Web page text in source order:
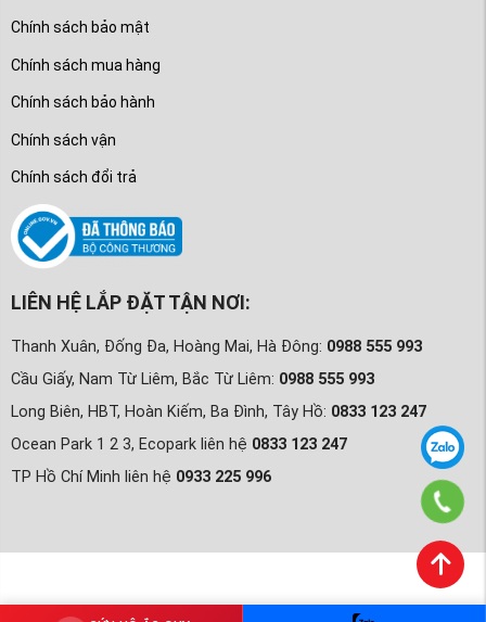
Chính sách bảo mật
Chính sách mua hàng
Chính sách bảo hành
Chính sách vận
Chính sách đổi trả
LIÊN HỆ LẮP ĐẶT TẬN NƠI:
Thanh Xuân, Đống Đa, Hoàng Mai, Hà Đông: 0988 555 993
Cầu Giấy, Nam Từ Liêm, Bắc Từ Liêm: 0988 555 993
Long Biên, HBT, Hoàn Kiếm, Ba Đình, Tây Hồ: 0833 123 247
Ocean Park 1 2 3, Ecopark liên hệ 0833 123 247
TP Hồ Chí Minh liên hệ 0933 225 996